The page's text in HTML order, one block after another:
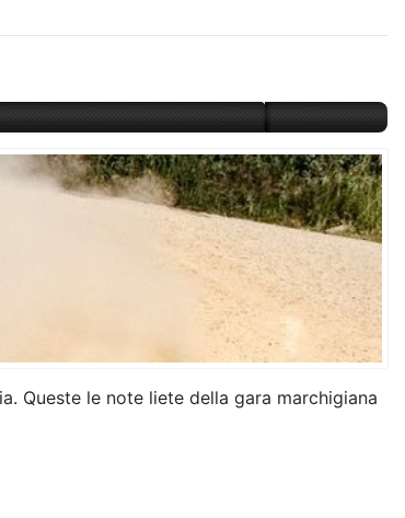
Queste le note liete della gara marchigiana